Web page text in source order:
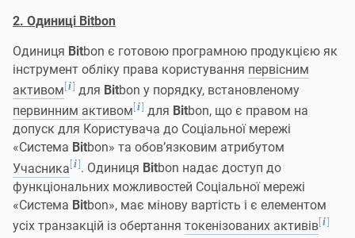
2. Одиниці Bitbon
Одиниця Bitbon є готовою програмною продукцією як
інструмент обліку права користування первісним
активом[i] для Bitbon у порядку, встановленому
первинним активом[i] для Bitbon, що є правом на
допуск для Користувача до Соціальної мережі
«Система Bitbon» та обов’язковим атрибутом
Учасника[i]. Одиниця Bitbon надає доступ до
функціональних можливостей Соціальної мережі
«Система Bitbon», має мінову вартість і є елементом
усіх транзакцій із обертання токенізованих активів[i]